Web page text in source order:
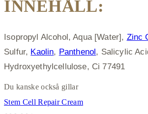
INNEHÅLL:
Isopropyl Alcohol, Aqua [Water], Zinc
Sulfur, Kaolin, Panthenol, Salicylic
Hydroxyethylcellulose, Ci 77491
Du kanske också gillar
Stem Cell Repair Cream